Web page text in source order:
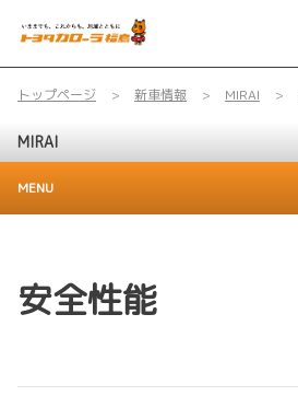
トップページ 新車情報 MIRAI
MIRAI
MENU
安全性能